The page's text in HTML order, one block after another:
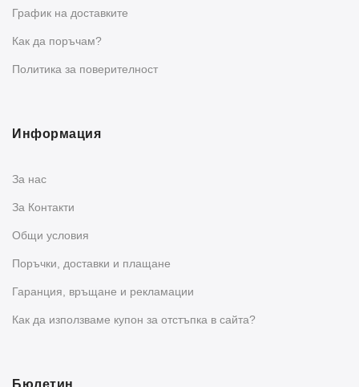
График на доставките
Как да поръчам?
Политика за поверителност
Информация
За нас
За Контакти
Общи условия
Поръчки, доставки и плащане
Гаранция, връщане и рекламации
Как да използваме купон за отстъпка в сайта?